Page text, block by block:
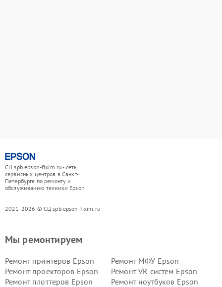
СЦ spb.epson-fixim.ru - сеть
сервисных центров в Санкт-
Петербурге по ремонту и
обслуживанию техники Epson
2021-2026 © СЦ spb.epson-fixim.ru
Мы ремонтируем
Ремонт принтеров Epson
Ремонт МФУ Epson
Ремонт проекторов Epson
Ремонт VR систем Epson
Ремонт плоттеров Epson
Ремонт ноутбуков Epson